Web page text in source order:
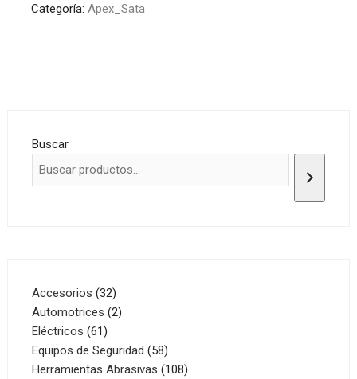
Categoría: Apex_Sata
Buscar
Accesorios 3232
productos
Automotrices 22
Eléctricos 6161
productos
Equipos de Seguridad 5858
productos
Herramientas Abrasivas 108108